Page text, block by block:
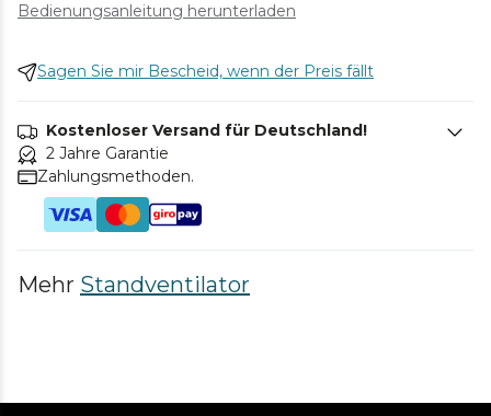
Bedienungsanleitung herunterladen
Sagen Sie mir Bescheid, wenn der Preis fällt
Kostenloser Versand für Deutschland!
2 Jahre Garantie
Zahlungsmethoden.
Mehr Standventilator